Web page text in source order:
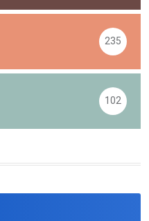
235
102